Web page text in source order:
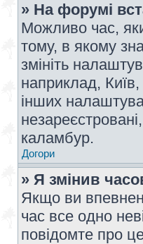
» На форумі
Можливо час,
тому, в якому
змініть
наприклад,
інших
каламбур.
Догори
» Я змінив
Якщо ви
час все одно
повідомте про